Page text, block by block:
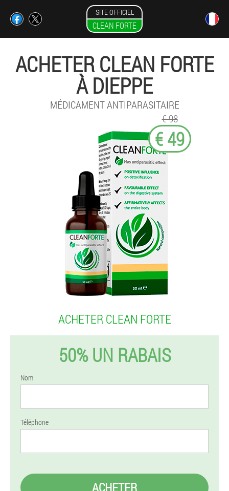
SITE OFFICIEL
CLEAN FORTE
ACHETER CLEAN FORTE
À DIEPPE
MÉDICAMENT ANTIPARASITAIRE
€ 98
€ 49
ACHETER CLEAN FORTE
50% UN RABAIS
Nom
Téléphone
ACHETER